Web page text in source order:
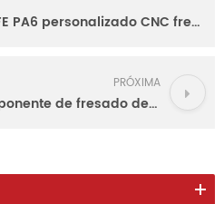
mirada PMMA PTFE PA6 personalizado CNC fresado de plástico
PRÓXIMA
personalizado PTFE componente de fresado de plástico peek